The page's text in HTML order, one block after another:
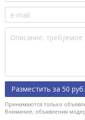
Разместить за 50 руб.
Принимаются только
Внимание, объявления